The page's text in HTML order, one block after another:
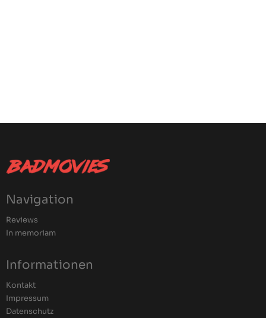
Navigation
Reviews
In memoriam
Informationen
Kontakt
Impressum
Datenschutz